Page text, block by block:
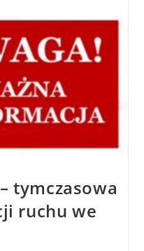
tymczasowa
ruchu we